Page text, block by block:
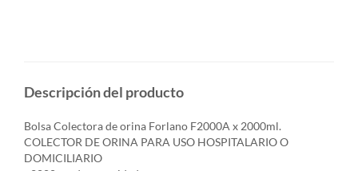
Descripción del producto
Bolsa Colectora de orina Forlano F2000A x 2000ml.
COLECTOR DE ORINA PARA USO HOSPITALARIO O
DOMICILIARIO